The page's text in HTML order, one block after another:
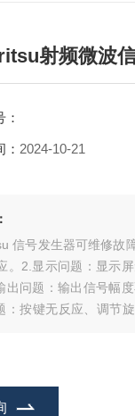
射频微波
2024-10-21
信号发生器可维修故
。2.显示问题：显示
出问题：输出信号幅
：按键无反应、调节